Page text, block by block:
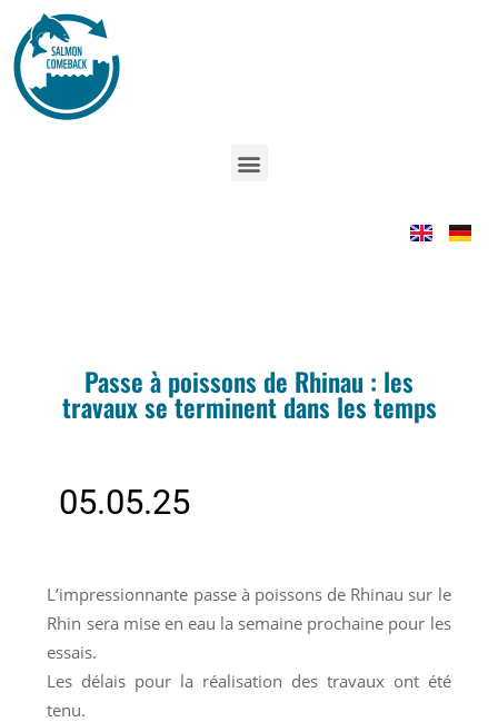
Passe à poissons de Rhinau : les
travaux se terminent dans les temps
05.05.25
L’impressionnante passe à poissons de Rhinau sur le
Rhin sera mise en eau la semaine prochaine pour les
essais.
Les délais pour la réalisation des travaux ont été
tenu.